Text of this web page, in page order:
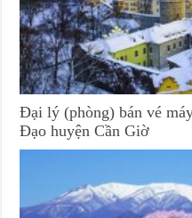
Đại lý (phòng) bán vé
Đạo huyện Cần Giờ